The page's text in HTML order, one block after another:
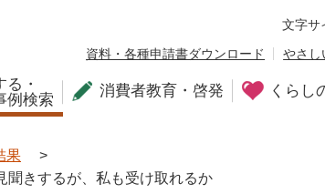
文字サ
資料・各種申請書ダウンロード
やさし
る・
例検索
消費者教育・啓発 くらし
果
>
聞きするが、私も受け取れるか